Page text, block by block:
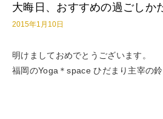
大晦日、おすすめの過ごしか
2015年1月10日
明けましておめでとうございます。
福岡のYoga＊space ひだまり主宰の鈴